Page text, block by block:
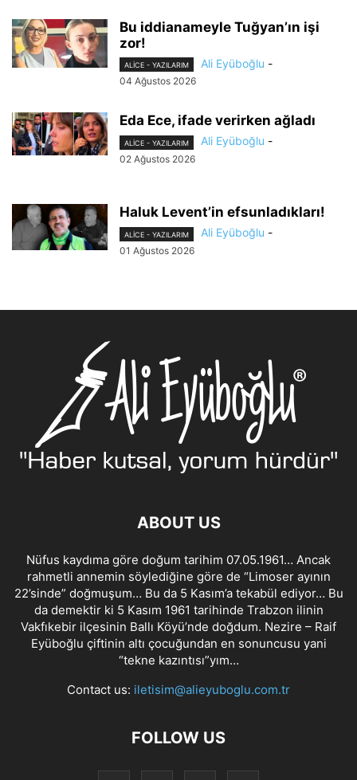
Bu iddianameyle Tuğyan’ın işi
zor!
ALİCE - YAZILARIM Ali Eyüboğlu -
04 Ağustos 2026
Eda Ece, ifade verirken ağladı
ALİCE - YAZILARIM Ali Eyüboğlu -
02 Ağustos 2026
Haluk Levent’in efsunladıkları!
ALİCE - YAZILARIM Ali Eyüboğlu -
01 Ağustos 2026
ABOUT US
Nüfus kaydıma göre doğum tarihim 07.05.1961… Ancak
rahmetli annemin söylediğine göre de “Limoser ayının
22’sinde” doğmuşum… Bu da 5 Kasım’a tekabül ediyor… Bu
da demektir ki 5 Kasım 1961 tarihinde Trabzon ilinin
Vakfıkebir ilçesinin Ballı Köyü’nde doğdum. Nezire – Raif
Eyüboğlu çiftinin altı çocuğundan en sonuncusu yani
“tekne kazıntısı”yım…
Contact us: iletisim@alieyuboglu.com.tr
FOLLOW US